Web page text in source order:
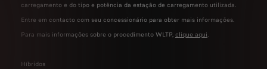
carregamento e do tipo e potência da estação de carregamento utilizada.
Entre em contacto com seu concessionário para obter mais informações.
Para mais informações sobre o procedimento WLTP, clique aqui.
Híbridos